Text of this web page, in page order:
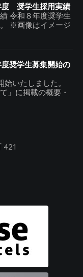
度 奨学生採用実績
令和８年度奨学生
※画像はイメージ
奨学生募集開始の
いたしました。
」に掲載の概要・
421